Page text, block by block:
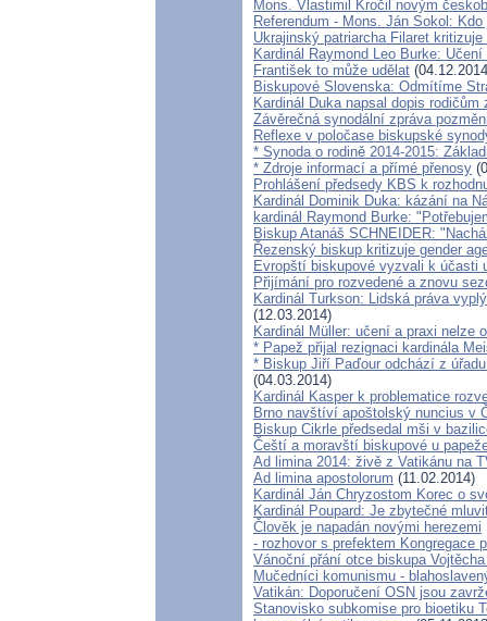
Mons. Vlastimil Kročil novým
Referendum - Mons. Ján Sokol:
Ukrajinský patriarcha Filaret
Kardinál Raymond Leo Burke:
František to může udělat
Biskupové Slovenska: Odmítíme
Kardinál Duka napsal dopis rodičům
Závěrečná synodální zpráva
Reflexe v poločase biskupské
* Synoda o rodině 2014-2015:
* Zdroje informací a přímé přenosy
Prohlášení předsedy KBS k
Kardinál Dominik Duka: kázání na
kardinál Raymond Burke:
Biskup Atanáš SCHNEIDER:
Řezenský biskup kritizuje gender
Evropští biskupové vyzvali k účasti
Přijímání pro rozvedené a znovu
Kardinál Turkson: Lidská práva
(12.03.2014)
Kardinál Müller: učení a praxi nelze
* Papež přijal rezignaci kardinála
* Biskup Jiří Paďour odchází z
(04.03.2014)
Kardinál Kasper k problematice
Brno navštíví apoštolský nuncius v
Biskup Cikrle předsedal mši v
Čeští a moravští biskupové u
Ad limina 2014: živě z Vatikánu na
Ad limina apostolorum (11.02.2014)
Kardinál Ján Chryzostom Korec o
Kardinál Poupard: Je zbytečné
Člověk je napadán novými herezemi
- rozhovor s prefektem Kongregace
Vánoční přání otce biskupa
Mučedníci komunismu -
Vatikán: Doporučení OSN jsou
Stanovisko subkomise pro bioetiku